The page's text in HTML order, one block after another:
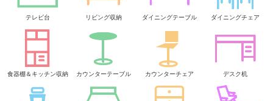
テレビ台 リビング収納 ダイニングテーブル ダイニングチェア
食器棚＆キッチン収納 カウンターテーブル カウンターチェア デスク机